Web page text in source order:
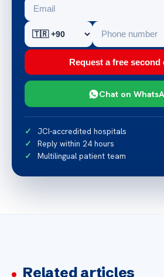
Request a free second
Chat on
JCI-accredited hospitals
Reply within 24 hours
Multilingual patient team
Related articles